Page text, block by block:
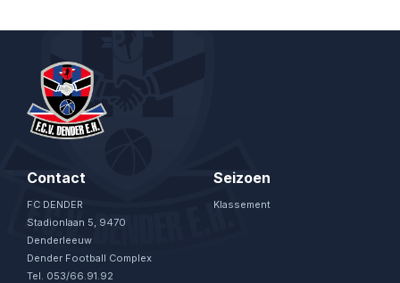
Contact
FC DENDER
Stadionlaan 5, 9470
Denderleeuw
Dender Football Complex
Tel. 053/66.91.92
Seizoen
Klassement